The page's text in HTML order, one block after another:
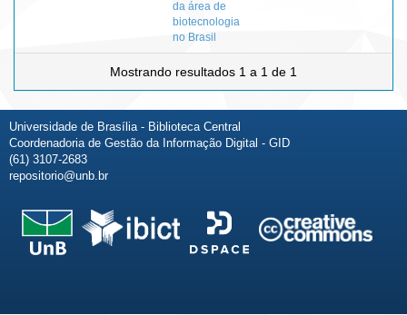
da área de
biotecnologia
no Brasil
Mostrando resultados 1 a 1 de 1
Universidade de Brasília - Biblioteca Central
Coordenadoria de Gestão da Informação Digital - GID
(61) 3107-2683
repositorio@unb.br